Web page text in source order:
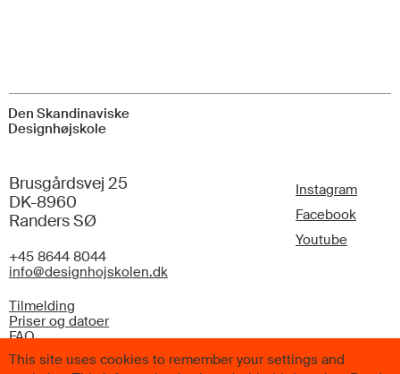
This site uses cookies to remember your settings and
Den Skandinaviske
Designhøjskole
Brusgårdsvej 25
DK-8960
Randers SØ
+45 8644 8044
info@designhojskolen.dk
Tilmelding
Priser og datoer
FAQ
Instagram
Facebook
Youtube